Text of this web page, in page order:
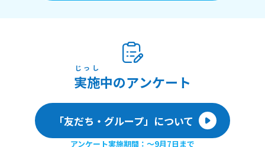
実施
じっし
中のアンケート
「友だち・グループ」について
アンケート実施期間：〜9月7日まで